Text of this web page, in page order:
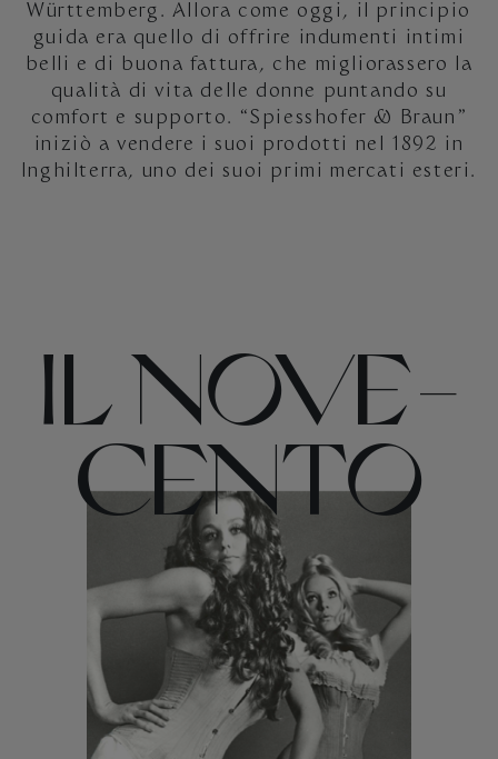
Württemberg. Allora come oggi, il principio
guida era quello di offrire indumenti intimi
belli e di buona fattura, che migliorassero la
qualità di vita delle donne puntando su
comfort e supporto. “Spiesshofer & Braun”
iniziò a vendere i suoi prodotti nel 1892 in
Inghilterra, uno dei suoi primi mercati esteri.
IL NOVE-
CENTO